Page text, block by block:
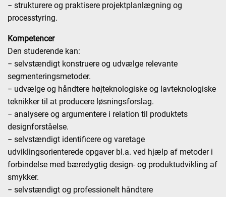
− strukturere og praktisere projektplanlægning og
processtyring.
Kompetencer
Den studerende kan:
− selvstændigt konstruere og udvælge relevante
segmenteringsmetoder.
− udvælge og håndtere højteknologiske og lavteknologiske
teknikker til at producere løsningsforslag.
− analysere og argumentere i relation til produktets
designforståelse.
− selvstændigt identificere og varetage
udviklingsorienterede opgaver bl.a. ved hjælp af metoder i
forbindelse med bæredygtig design- og produktudvikling af
smykker.
− selvstændigt og professionelt håndtere